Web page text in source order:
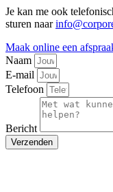
Je kan me ook
sturen naar
Maak online een
Naam
E-mail
Telefoon
Bericht
Verzenden